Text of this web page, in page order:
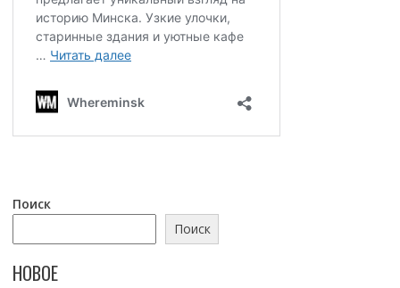
Поиск
Поиск
НОВОЕ